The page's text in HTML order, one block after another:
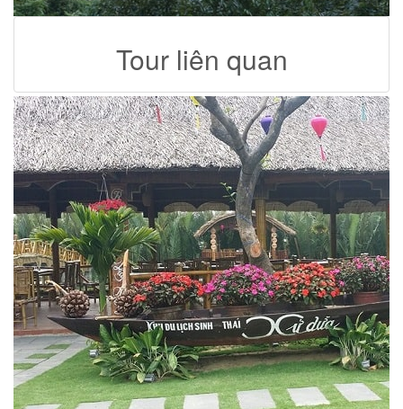
Tour liên quan